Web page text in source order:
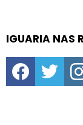
IGUARIA NAS
facebooktwitter